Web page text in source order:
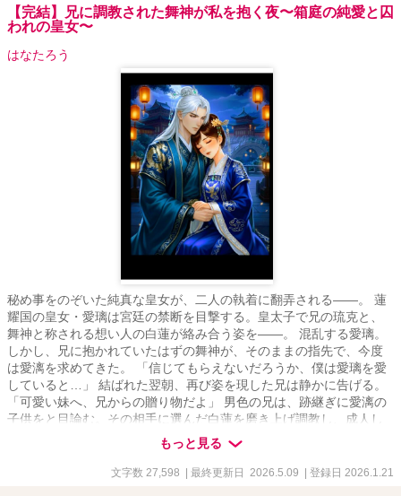
【完結】兄に調教された舞神が私を抱く夜〜箱庭の純愛と囚
われの皇女〜
はなたろう
秘め事をのぞいた純真な皇女が、二人の執着に翻弄される――。 蓮
耀国の皇女・愛璃は宮廷の禁断を目撃する。皇太子で兄の琉克と、
舞神と称される想い人の白蓮が絡み合う姿を――。 混乱する愛璃。
しかし、兄に抱かれていたはずの舞神が、そのままの指先で、今度
は愛漓を求めてきた。 「信じてもらえないだろうか、僕は愛璃を愛
していると…」 結ばれた翌朝、再び姿を現した兄は静かに告げる。
「可愛い妹へ、兄からの贈り物だよ」 男色の兄は、跡継ぎに愛漓の
子供をと目論む。その相手に選んだ白蓮を磨き上げ調教し、成人し
た愛璃を抱くよう命じたのだった。 歪んだ愛に翻弄される愛璃は、
やがて母となり偽りの箱庭を真実のものとする―― 〈登場人物〉 ◆
愛璃 20歳 蓮耀国の皇女。幼い頃から白蓮に恋をしていたが、兄との
もっと見る
文字数 27,598 | 最終更新日 2026.5.09 | 登録日 2026.1.21